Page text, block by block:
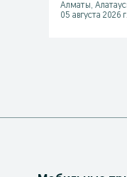
Алматы,
05 августа 2026 г.